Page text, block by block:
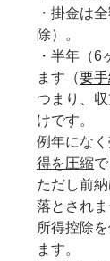
・掛金は
除）。
・半年（
ます（要
つまり、
けです。
例年にな
得を圧縮で
ただし前
落とされま
所得控除
ます。